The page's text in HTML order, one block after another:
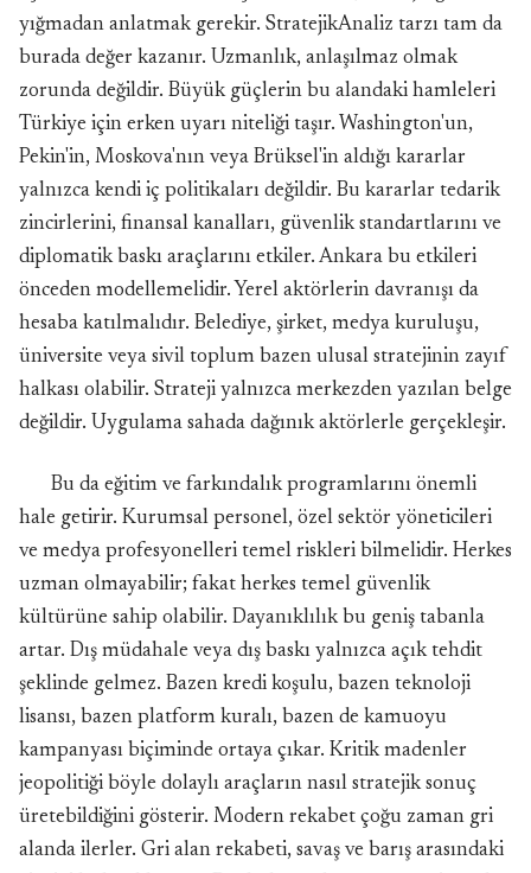
yığmadan anlatmak gerekir. StratejikAnaliz tarzı tam da
burada değer kazanır. Uzmanlık, anlaşılmaz olmak
zorunda değildir. Büyük güçlerin bu alandaki hamleleri
Türkiye için erken uyarı niteliği taşır. Washington'un,
Pekin'in, Moskova'nın veya Brüksel'in aldığı kararlar
yalnızca kendi iç politikaları değildir. Bu kararlar tedarik
zincirlerini, finansal kanalları, güvenlik standartlarını ve
diplomatik baskı araçlarını etkiler. Ankara bu etkileri
önceden modellemelidir. Yerel aktörlerin davranışı da
hesaba katılmalıdır. Belediye, şirket, medya kuruluşu,
üniversite veya sivil toplum bazen ulusal stratejinin zayıf
halkası olabilir. Strateji yalnızca merkezden yazılan belge
değildir. Uygulama sahada dağınık aktörlerle gerçekleşir.
Bu da eğitim ve farkındalık programlarını önemli
hale getirir. Kurumsal personel, özel sektör yöneticileri
ve medya profesyonelleri temel riskleri bilmelidir. Herkes
uzman olmayabilir; fakat herkes temel güvenlik
kültürüne sahip olabilir. Dayanıklılık bu geniş tabanla
artar. Dış müdahale veya dış baskı yalnızca açık tehdit
şeklinde gelmez. Bazen kredi koşulu, bazen teknoloji
lisansı, bazen platform kuralı, bazen de kamuoyu
kampanyası biçiminde ortaya çıkar. Kritik madenler
jeopolitiği böyle dolaylı araçların nasıl stratejik sonuç
üretebildiğini gösterir. Modern rekabet çoğu zaman gri
alanda ilerler. Gri alan rekabeti, savaş ve barış arasındaki